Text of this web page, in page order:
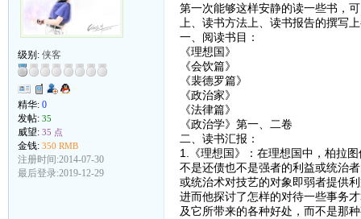
级别: 侠客
精华: 0
发帖: 35
威望: 35 点
金钱: 350 RMB
注册时间:2014-07-30
最后登录:2019-12-29
第一次能够这样安静的读一些书，
上、读书方法上、读书报告的撰写
一、阅读书目：
《理想国》
《会饮篇》
《裴德罗篇》
《政治家》
《法律篇》
《政治学》第一、二卷
二、读书汇报：
1.《理想国》：在理想国中，柏拉
不是还债也不是强者的利益或统治
或统治术对技艺的对象即弱者提供
进而他探讨了怎样的对待一些事务
及它所带来的各种好处，而不是那